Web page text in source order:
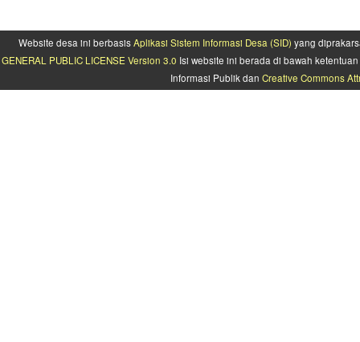
Website desa ini berbasisAplikasi Sistem Informasi Desa (SID) yang
GENERAL PUBLIC LICENSE Version 3.0 Isi website ini berada di bawah
Informasi Publik dan Creative Commons